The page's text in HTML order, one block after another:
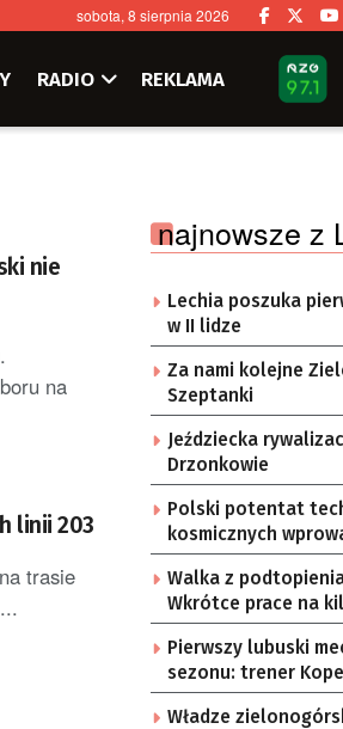
sobota, 8 sierpnia 2026
RADIO REKLAMA
nie
na
linii 203
trasie
najnowsze z
Lechia poszuka
w II lidze
Za nami kolejne
Szeptanki
Jeździecka
Drzonkowie
Polski potentat
kosmicznych
Zielonej Góry
Walka z
Wkrótce prace na
Gorzowa
Pierwszy lubuski
sezonu: trener
starzy znajomi
Władze